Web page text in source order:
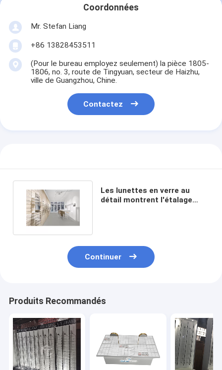
Coordonnées
Mr. Stefan Liang
+86 13828453511
(Pour le bureau employez seulement) la pièce 1805-
1806, no. 3, route de Tingyuan, secteur de Haizhu,
ville de Guangzhou, Chine.
Contactez
Les lunettes en verre au
détail montrent l'étalage
Continuer
Produits Recommandés